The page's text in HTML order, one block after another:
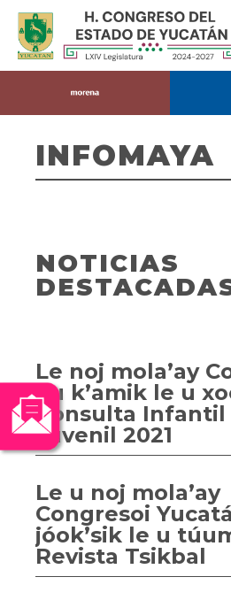
INFOMAYA
NOTICIAS
Le noj mola’ay
ku k’amik le u
Consulta Infantil
Juvenil 2021
Le u noj mola’ay
Congresoi
jóok’sik le u
Revista Tsikbal